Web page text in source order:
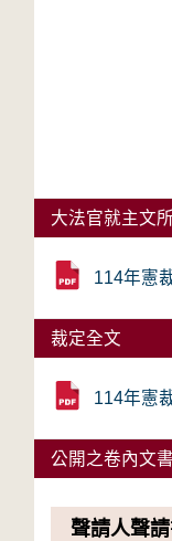
大法官就主文
114年憲
裁定全文
114年憲
公開之卷內文書
聲請人聲